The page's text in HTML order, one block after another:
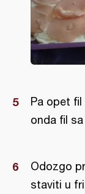
Pa opet
onda fil
Odozgo
staviti u